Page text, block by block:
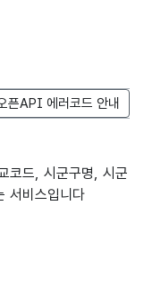
픈API 에러코드 안내
코드, 시군구명, 시군
서비스입니다